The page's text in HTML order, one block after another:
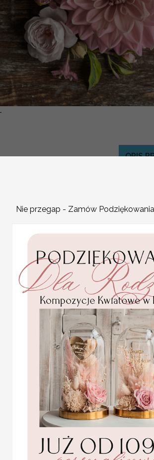
Statuetka pamiątka
Pierwszej Komunii w
opakowanie na pieniądze
Promocja:
/105.00
PLN
OPIS
dzięki
trendy
Złote
Nie przegap - Zamów